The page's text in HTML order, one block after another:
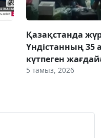
Қазақстанда
Үндістанның 35
күтпеген
5 тамыз, 2026